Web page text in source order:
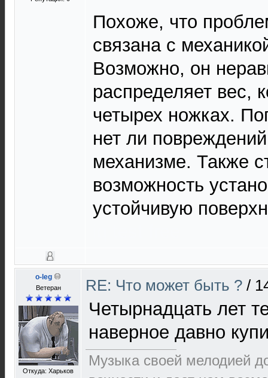
Похоже, что
связана с
Возможно, он
распределяет вес,
четырех ножках.
нет ли
механизме. Также
возможность
устойчивую
o-leg
Ветеран
Откуда: Харьков
RE: Что может быть ? /
Четырнадцать лет
наверное давно
Музыка своей мелодией